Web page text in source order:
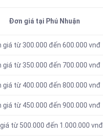
Đơn giá tại Phú Nhuận
giá từ 300.000 đến 600.000 vnđ
giá từ 350.000 đến 700.000 vnđ
giá từ 400.000 đến 800.000 vnđ
giá từ 450.000 đến 900.000 vnđ
từ 500.000 đến 1.000.000 vnđ